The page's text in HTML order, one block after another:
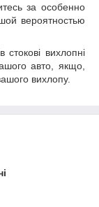
за особенно
вероятностью
стокові вихлопні
авто, якщо,
вихлопу.